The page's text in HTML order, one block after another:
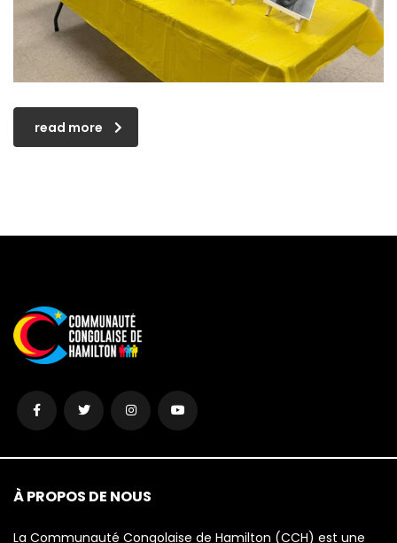
read more
À PROPOS DE NOUS
La Communauté Congolaise de Hamilton (CCH) est une